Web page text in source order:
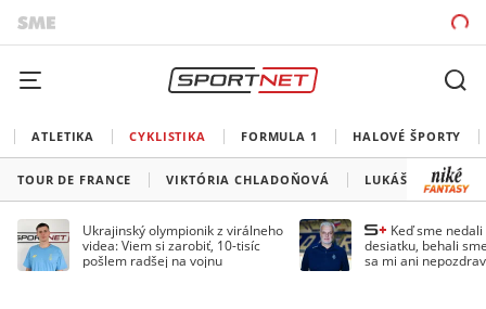
ATLETIKA CYKLISTIKA FORMULA 1 HALOVÉ ŠPORTY
TOUR DE FRANCE VIKTÓRIA CHLADOŇOVÁ LUKÁŠ KUBIŠ
Ukrajinský olympionik z virálneho
videa: Viem si zarobiť, 10-tisíc
pošlem radšej na vojnu
Keď sme
desiatku, behali
sa mi ani